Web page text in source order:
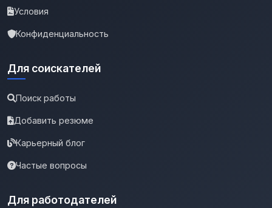
Условия
Конфиденциальность
Для соискателей
Поиск работы
Добавить резюме
Карьерный блог
Частые вопросы
Для работодателей